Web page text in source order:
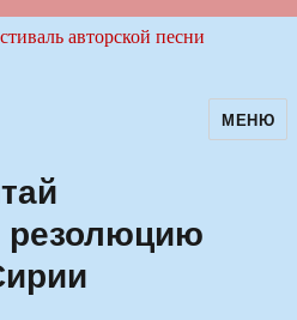
авторскойМЕНЮ
резолюцию